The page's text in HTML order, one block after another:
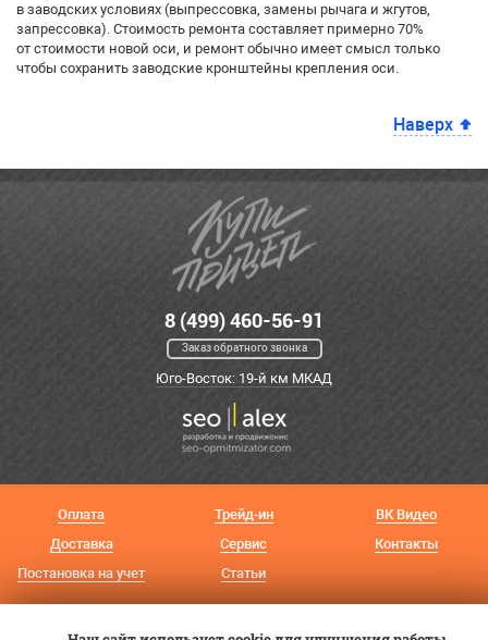
в заводских условиях (выпрессовка, замены рычага и жгутов,
запрессовка). Стоимость ремонта составляет примерно 70%
от стоимости новой оси, и ремонт обычно имеет смысл только
чтобы сохранить заводские кронштейны крепления оси.
Наверх
8 (499) 460-56-91
Заказ обратного звонка
Юго-Восток: 19-й км МКАД
Оплата
Доставка
Постановка на учет
Трейд-ин
Сервис
Статьи
ВК Видео
Контакты